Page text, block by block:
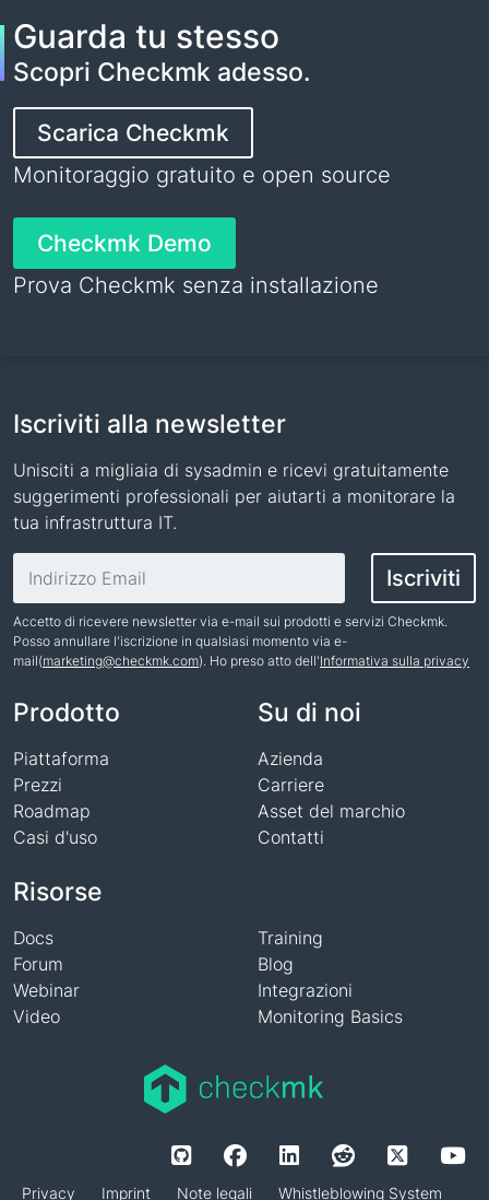
Guarda tu stesso
Scopri Checkmk adesso.
Scarica Checkmk
Monitoraggio gratuito e open source
Checkmk Demo
Prova Checkmk senza installazione
Iscriviti alla newsletter
Unisciti a migliaia di sysadmin e ricevi gratuitamente
suggerimenti professionali per aiutarti a monitorare la
tua infrastruttura IT.
Iscriviti
Accetto di ricevere newsletter via e-mail sui prodotti e servizi Checkmk.
Posso annullare l'iscrizione in qualsiasi momento via e-
mail(marketing@checkmk.com). Ho preso atto dell'Informativa sulla privacy
Prodotto
Piattaforma
Prezzi
Roadmap
Casi d'uso
Risorse
Docs
Forum
Webinar
Video
Training
Blog
Integrazioni
Monitoring Basics
Su di noi
Azienda
Carriere
Asset del marchio
Contatti
Privacy Imprint Note legali Whistleblowing System